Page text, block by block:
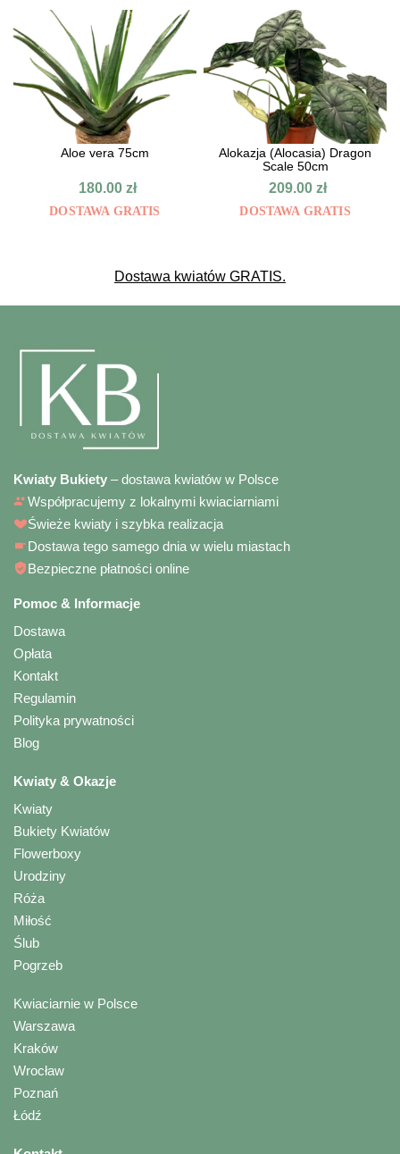
Aloe vera 75cm
180.00 zł
DOSTAWA GRATIS
Alokazja (Alocasia) Dragon
Scale 50cm
209.00zł
DOSTAWA GRATIS
Dostawa kwiatów GRATIS.
Kwiaty Bukiety – dostawa kwiatów w Polsce
Współpracujemy z lokalnymi kwiaciarniami
Świeże kwiaty i szybka realizacja
Dostawa tego samego dnia w wielu miastach
Bezpieczne płatności online
Pomoc & Informacje
Dostawa
Opłata
Kontakt
Regulamin
Polityka prywatności
Blog
Kwiaty & Okazje
Kwiaty
Bukiety Kwiatów
Flowerboxy
Urodziny
Róża
Miłość
Ślub
Pogrzeb
Kwiaciarnie w Polsce
Warszawa
Kraków
Wrocław
Poznań
Łódź